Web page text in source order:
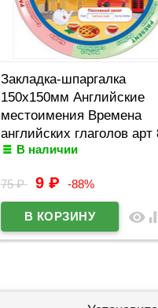
Закладка-шпаргалка
150х150мм Английские
местоимения Времена
английских глаголов арт
153В наличии
75₽ 9 ₽ -88%
visibility